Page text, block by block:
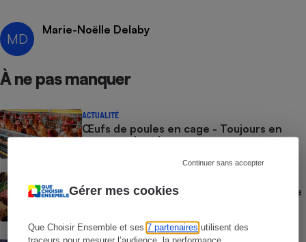
Gérer mes cookies
Que Choisir Ensemble et ses7 partenaires utilisent des
Continuer sans accepter
MD
Marie-Noëlle Delaby
À ne pas manquer
ACTUALITÉ
Œufs de poules en cage - Toujours en
rayon, malgré les promesses
Bœuf ou poulet - La biodiversité bouscule